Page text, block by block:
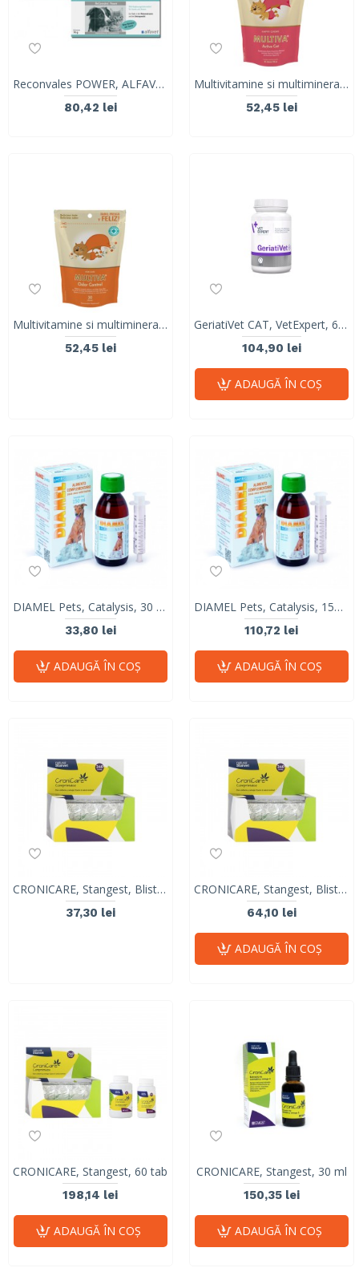
Reconvales POWER, ALFAVET pasta 140 g
80,42 lei
Multivitamine si multiminerale pentru pisici,MULTIVA Active CAT, VetNova, 45 comprimate
52,45 lei
Multivitamine si multiminerale MULTIVA Odor control CAT, VetNova, 30 comprimate
52,45 lei
GeriatiVet CAT, VetExpert, 60 capsule
104,90 lei
ADAUGĂ ÎN COŞ
DIAMEL Pets, Catalysis, 30 ml
33,80 lei
ADAUGĂ ÎN COŞ
DIAMEL Pets, Catalysis, 150 ml
110,72 lei
ADAUGĂ ÎN COŞ
CRONICARE, Stangest, Blister 8 tabs
37,30 lei
CRONICARE, Stangest, Blister 10 tabs
64,10 lei
ADAUGĂ ÎN COŞ
CRONICARE, Stangest, 60 tab
198,14 lei
ADAUGĂ ÎN COŞ
CRONICARE, Stangest, 30 ml
150,35 lei
ADAUGĂ ÎN COŞ